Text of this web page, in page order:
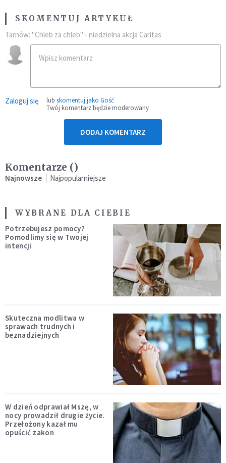
SKOMENTUJ ARTYKUŁ
Tarnów: "Chleb za chleb" - niedzielna akcja Caritas
Zaloguj się lub skomentuj jako Gość
Twój komentarz będzie moderowany
DODAJ KOMENTARZ
Komentarze ()
Najnowsze Najpopularniejsze
WYBRANE DLA CIEBIE
Potrzebujesz pomocy?
Pomodlimy się w Twojej
intencji
Skuteczna modlitwa w
sprawach trudnych i
beznadziejnych
W dzień odprawiał Mszę, w
nocy prowadził drugie życie.
Przełożony kazał mu
opuścić zakon